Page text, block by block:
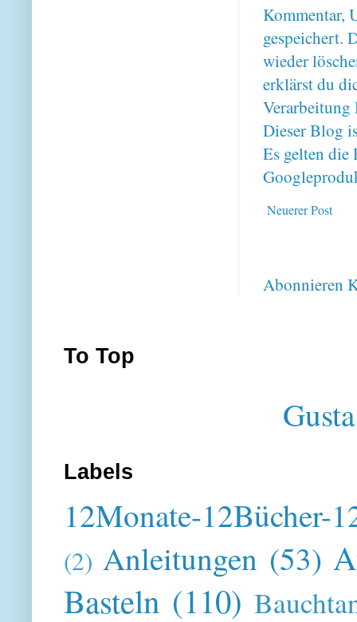
Kommentar,
gespeichert.
wieder
erklärst du
Verarbeitung
Dieser Blog
Es gelten
Neuerer Post
Abonnieren
To Top
Labels
12Monate-12Bücher-
(2) Anleitungen (53)
Basteln (110)